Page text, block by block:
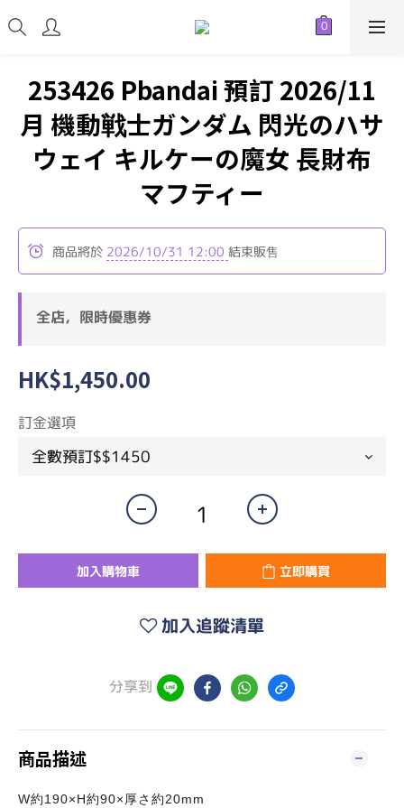
253426 Pbandai 預訂 2026/11
月 機動戦士ガンダム 閃光のハサ
ウェイ キルケーの魔女 長財布
マフティー
商品將於 2026/10/31 12:00 結束販售
全店，限時優惠券
HK$1,450.00
訂金選項
加入購物車 立即購買
加入追蹤清單
分享到
商品描述
W約190×H約90×厚さ約20mm